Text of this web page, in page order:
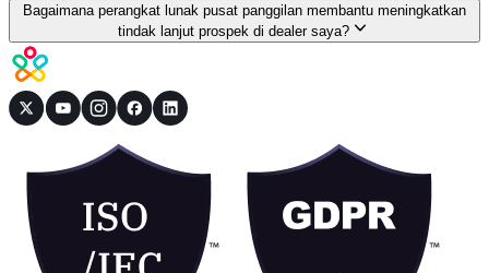
Bagaimana perangkat lunak pusat panggilan membantu meningkatkan
tindak lanjut prospek di dealer saya?